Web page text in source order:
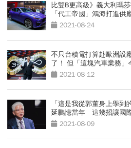
比雙B更高級》義大利瑪
「代工帝國」鴻海打進供
2021-08-24
不只台積電打算赴歐洲
了！ 但「這塊汽車業務
2021-08-12
「這是我從郭董身上學到
延鵬憶當年 這幾招讓國
2021-08-09